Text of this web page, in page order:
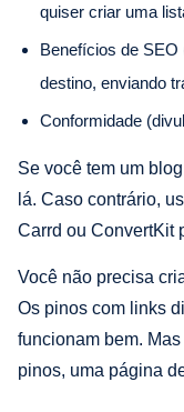
quiser criar uma
Benefícios de
destino, enviando
Conformidade
Se você tem um
lá. Caso contrário,
Carrd ou ConvertKit
Você não precisa
Os pinos com links
funcionam bem.
pinos, uma página